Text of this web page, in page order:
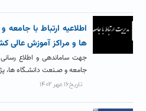
اطلاعیه ارتباط با
ها و مراکز آموزش عالی
جهت ساماندهی و اطلاع
جامعه و صـنعت دانشـگاه ها،
تاریخ۱۶ مهر ۱۴۰۲